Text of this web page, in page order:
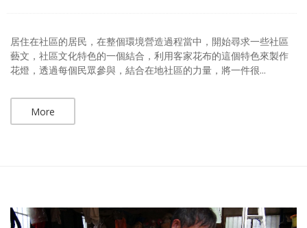
居住在社區的居民，在整個環境營造過程當中，開始尋求一些社區
藝文，社區文化特色的一個結合，利用客家花布的這個特色來製作
花燈，透過每個民眾參與，結合在地社區的力量，將一件很...
More